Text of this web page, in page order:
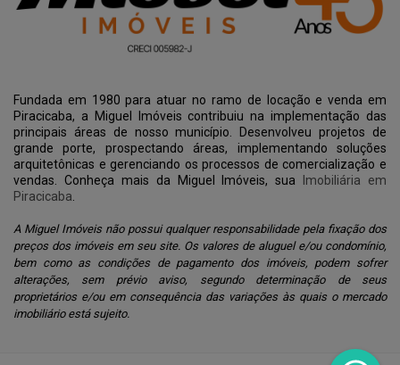
Fundada em 1980 para atuar no ramo de locação e venda em
Piracicaba, a Miguel Imóveis contribuiu na implementação das
principais áreas de nosso município. Desenvolveu projetos de
grande porte, prospectando áreas, implementando soluções
arquitetônicas e gerenciando os processos de comercialização e
vendas. Conheça mais da Miguel Imóveis, sua
Imobiliária em
Piracicaba
A Miguel Imóveis não possui qualquer responsabilidade pela fixação dos
preços dos imóveis em seu site. Os valores de aluguel e/ou condomínio,
bem como as condições de pagamento dos imóveis, podem sofrer
alterações, sem prévio aviso, segundo determinação de seus
proprietários e/ou em consequência das variações às quais o mercado
imobiliário está sujeito.